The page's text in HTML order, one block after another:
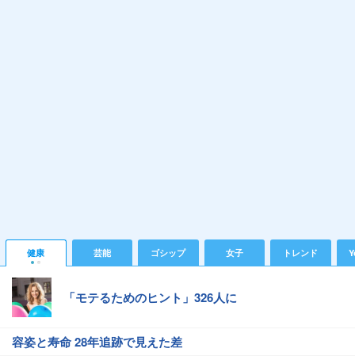
健康 芸能 ゴシップ 女子 トレンド
「モテるためのヒント」326人に
容姿と寿命 28年追跡で見えた差